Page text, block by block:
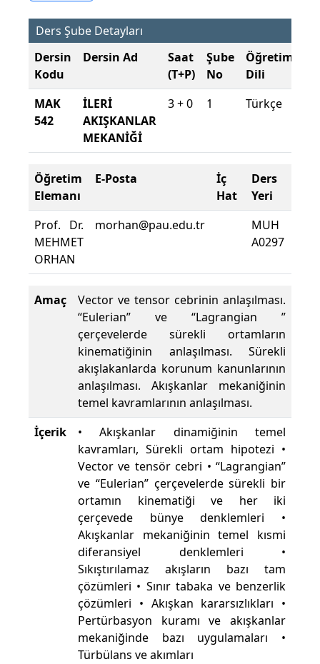
Ders Şube Detayları
Dersin
Kodu
Dersin Ad
Saat
(T+P)
Şube
No
Öğretim
Dili
MAK
542
İLERİ
AKIŞKANLAR
MEKANİĞİ
3 + 0 1 Türkçe
Öğretim
Elemanı
E-Posta
İç
Hat
Ders
Yeri
Prof. Dr.
MEHMET
ORHAN
morhan@pau.edu.tr
MUH
A0297
Amaç
Vector ve tensor cebrinin anlaşılması.
“Eulerian” ve “Lagrangian ”
çerçevelerde sürekli ortamların
kinematiğinin anlaşılması. Sürekli
akışlakanlarda korunum kanunlarının
anlaşılması. Akışkanlar mekaniğinin
temel kavramlarının anlaşılması.
İçerik
• Akışkanlar dinamiğinin temel
kavramları, Sürekli ortam hipotezi •
Vector ve tensör cebri • “Lagrangian”
ve “Eulerian” çerçevelerde sürekli bir
ortamın kinematiği ve her iki
çerçevede bünye denklemleri •
Akışkanlar mekaniğinin temel kısmi
diferansiyel denklemleri •
Sıkıştırılamaz akışların bazı tam
çözümleri • Sınır tabaka ve benzerlik
çözümleri • Akışkan kararsızlıkları •
Pertürbasyon kuramı ve akışkanlar
mekaniğinde bazı uygulamaları •
Türbülans ve akımları